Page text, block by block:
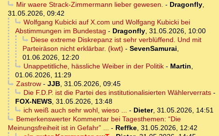
Mir waere Strack-Zimmermann lieber gewesen. - Dragonfly,
31.05.2026, 09:42
Wolfgang Kubicki auf X.com und Wolfgang Kubicki bei
Abstimmungen im Bundestag - Dragonfly, 31.05.2026, 10:00
Diese extreme Diskrepanz ist sehr verblüffend. Und mit
Parteiräson nicht erklärbar. (kwt) - SevenSamurai,
01.06.2026, 12:20
Unappetitliche, hässliche Weiber in der Politik- Martin,
01.06.2026, 11:29
Zastrow- JJB, 31.05.2026, 09:45
Die F.D.P. ist die Partei des institutionalisierten Wählerverrats-
FOX-NEWS, 31.05.2026, 13:48
ich weiß auch sehr wohl, wieso ... - Dieter, 31.05.2026, 14:51
Bemerkenswerter Kommentar bei Tagesthemen: “Die
Meinungsfreiheit ist in Gefahr” ... - Reffke, 31.05.2026, 12:42